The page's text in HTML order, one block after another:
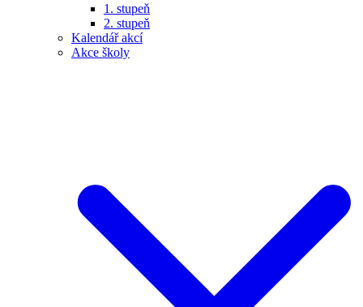
1. stupeň
2. stupeň
Kalendář akcí
Akce školy